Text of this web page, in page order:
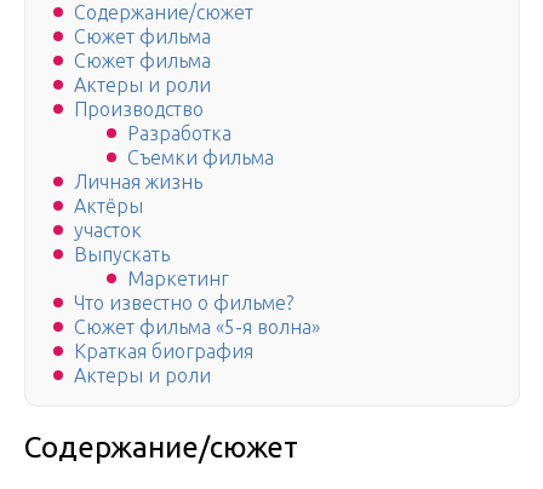
Содержание/сюжет
Сюжет фильма
Сюжет фильма
Актеры и роли
Производство
Разработка
Съемки фильма
Личная жизнь
Актёры
участок
Выпускать
Маркетинг
Что известно о фильме?
Сюжет фильма «5-я волна»
Краткая биография
Актеры и роли
Содержание/сюжет